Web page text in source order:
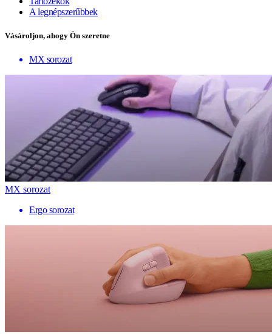
A legnépszerűbbek
Vásároljon, ahogy Ön szeretne
MX sorozat
MX sorozat
Ergo sorozat